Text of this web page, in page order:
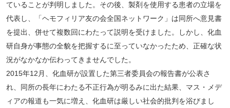
ていることが判明しました。その後、製剤を使用する患者の立場を
代表し、「ヘモフィリア友の会全国ネットワーク」は同所へ意見書
を提出、併せて複数回にわたって説明を受けました。しかし、化血
研自身が事態の全貌を把握するに至っていなかったため、正確な状
況がなかなか伝わってきませんでした。
2015年12月、化血研が設置した第三者委員会の報告書が公表さ
れ、同所の長年にわたる不正行為が明るみに出た結果、マス・メデ
ィアの報道も一気に増え、化血研は厳しい社会的批判を浴びまし